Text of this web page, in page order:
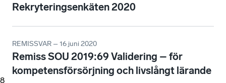
8
Rekryteringsenkäten 2020
REMISSVAR – 16 juni 2020
Remiss SOU 2019:69 Validering – för
kompetensförsörjning och livslångt lärande